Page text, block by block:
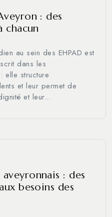
: des
chacun
au sein des EHPAD est
dans les
elle structure
et leur permet de
et leur...
: des
besoins des